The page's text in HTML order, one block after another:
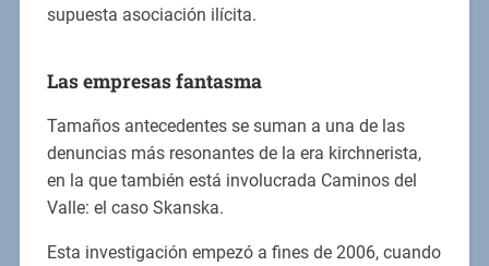
supuesta asociación ilícita.
Las empresas fantasma
Tamaños antecedentes se suman a una de las
denuncias más resonantes de la era kirchnerista,
en la que también está involucrada Caminos del
Valle: el caso Skanska.
Esta investigación empezó a fines de 2006, cuando